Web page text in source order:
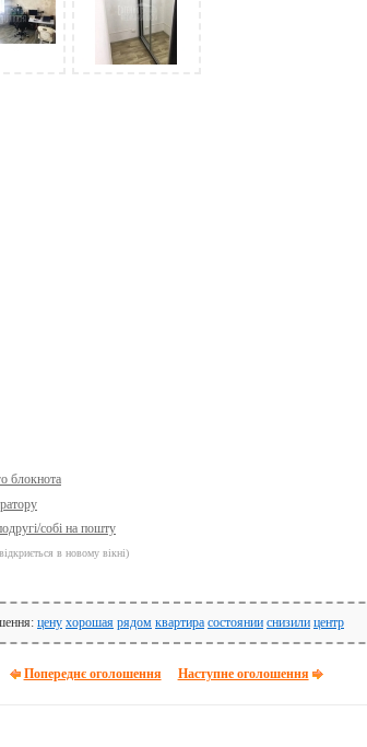
блокнота
собі на пошту
в новому вікні)
цену хорошая рядом квартира состоянии снизили центр
Попереднє оголошення Наступне оголошення